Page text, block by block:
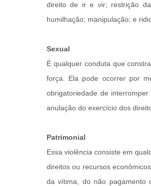
direito de ir e vir; restrição da
humilhação; manipulação; e
Sexual
É qualquer conduta que
força. Ela pode ocorrer por
obrigatoriedade de
anulação do exercício dos
Patrimonial
Essa violência consiste em
direitos ou recursos
da vítima, do não pagamento